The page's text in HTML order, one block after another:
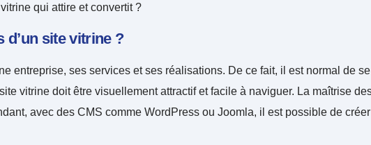
qui attire et convertit ?
d’un site vitrine ?
entreprise, ses services et ses réalisations. De ce fait, il est normal de
vitrine doit être visuellement attractif et facile à naviguer. La maîtrise
avec des CMS comme WordPress ou Joomla, il est possible de